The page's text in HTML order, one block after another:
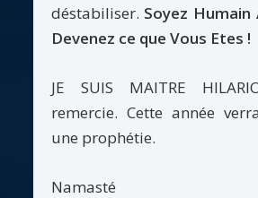
déstabiliser. Soyez Humain
Devenez ce que Vous Etes !
JE SUIS MAITRE
remercie. Cette année
une prophétie.
Namasté